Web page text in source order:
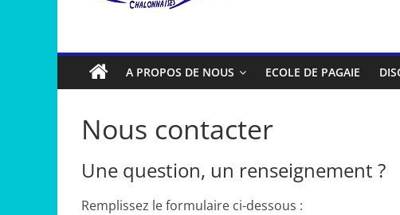
A PROPOS DE NOUS ECOLE DE PAGAIE
Nous contacter
Une question, un renseignement ?
Remplissez le formulaire ci-dessous :